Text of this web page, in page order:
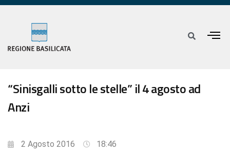
“Sinisgalli sotto le stelle” il 4 agosto ad
Anzi
2 Agosto 2016 18:46